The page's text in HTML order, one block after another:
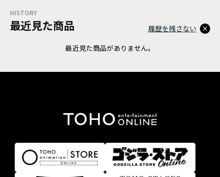
HISTORY
最近見た商品
最近見た商品がありません。
履歴を残さない